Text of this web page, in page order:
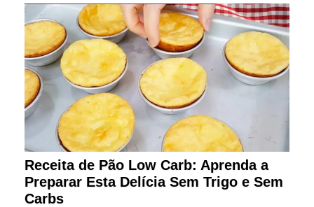
Receita de Pão Low Carb: Aprenda a
Preparar Esta Delícia Sem Trigo e Sem
Carbs